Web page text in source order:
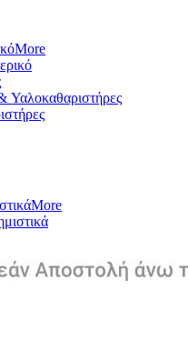
More
Υαλοκαθαριστήρες
More